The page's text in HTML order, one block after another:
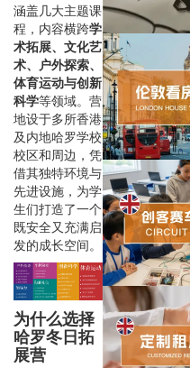
涵盖几大主题课
程，内容横跨学
术拓展、文化艺
术、户外探索、
体育运动与创新
科学等领域。营
地设于多所香港
及内地哈罗学校
校区和周边，凭
借其独特环境与
先进设施，为学
生们打造了一个
既安全又充满启
发的成长空间。
为什么选择
哈罗冬日拓
展营